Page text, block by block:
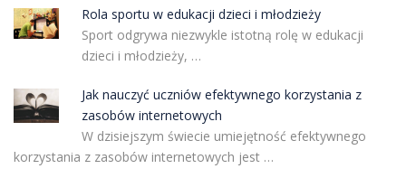
Rola sportu w edukacji dzieci i młodzieży
Sport odgrywa niezwykle istotną rolę w edukacji
dzieci i młodzieży, …
Jak nauczyć uczniów efektywnego korzystania z
zasobów internetowych
W dzisiejszym świecie umiejętność efektywnego
korzystania z zasobów internetowych jest …